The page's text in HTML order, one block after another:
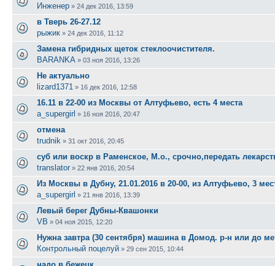
Инженер » 24 дек 2016, 13:59
в Тверь 26-27.12
рыжик » 24 дек 2016, 11:12
Замена гибридных щеток стеклоочистителя.
BARANKA » 03 ноя 2016, 13:26
Не актуально
lizard1371 » 16 дек 2016, 12:58
16.11 в 22-00 из Москвы от Алтуфьево, есть 4 места
a_supergirl » 16 ноя 2016, 20:47
отмена
trudnik » 31 окт 2016, 20:45
суб или воскр в Раменское, М.о., срочно,передать
translator » 22 янв 2016, 20:54
Из Москвы в Дубну, 21.01.2016 в 20-00, из Алтуфьево, 3
a_supergirl » 21 янв 2016, 13:39
Левый берег Дубны-Квашонки
VB » 04 ноя 2015, 12:20
Нужна завтра (30 сентября) машина в Домод. р-н или до
Контрольный поцелуй » 29 сен 2015, 10:44